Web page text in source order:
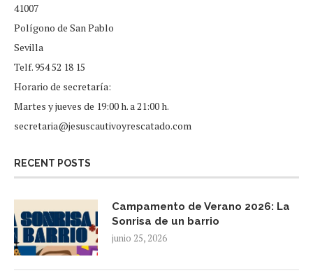
41007
Polígono de San Pablo
Sevilla
Telf. 954 52 18 15
Horario de secretaría:
Martes y jueves de 19:00 h. a 21:00 h.
secretaria@jesuscautivoyrescatado.com
RECENT POSTS
Campamento de Verano 2026: La
Sonrisa de un barrio
junio 25, 2026